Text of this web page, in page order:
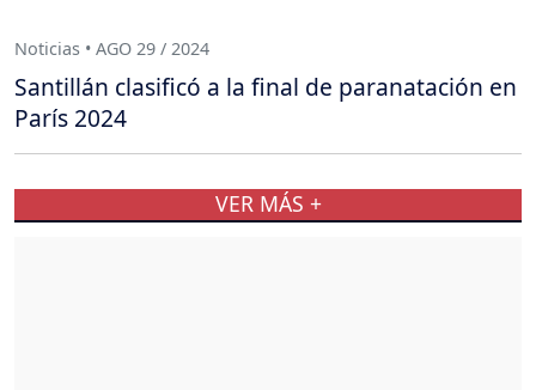
Noticias • AGO 29 / 2024
Santillán clasificó a la final de paranatación en
París 2024
VER MÁS +